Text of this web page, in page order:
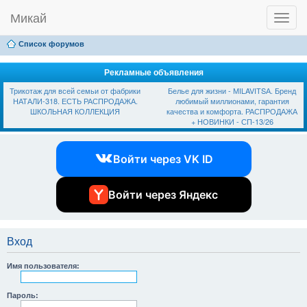
T
o
g
l
n
a
v
i
g
Микай
Ссылки Вход
Список форумов
Рекламные объявления
Трикотаж для всей семьи от фабрики
НАТАЛИ-318. ЕСТЬ РАСПРОДАЖА.
ШКОЛЬНАЯ КОЛЛЕКЦИЯ
Белье для жизни - МILAVIТSА. Бренд
любимый миллионами, гарантия
качества и комфорта. РАСПРОДАЖА
+ НОВИНКИ - СП-13/26
Войти через VK ID
Войти через Яндекс
Вход
Имя пользователя:
Пароль: